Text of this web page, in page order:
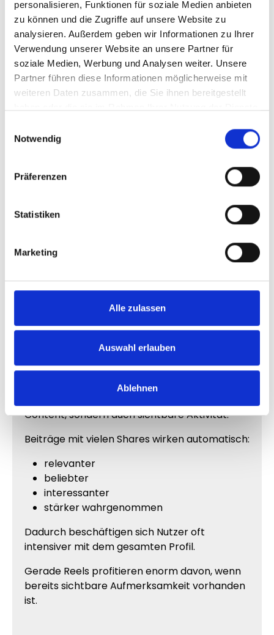
personalisieren, Funktionen für soziale Medien anbieten
zu können und die Zugriffe auf unsere Website zu
analysieren. Außerdem geben wir Informationen zu Ihrer
Verwendung unserer Website an unsere Partner für
soziale Medien, Werbung und Analysen weiter. Unsere
Partner führen diese Informationen möglicherweise mit
weiteren Daten zusammen, die Sie ihnen bereitgestellt
Notwendig
Präferenzen
Statistiken
Marketing
Alle zulassen
Auswahl erlauben
Ablehnen
lebendiger
stärker verbreitet
interessanter
moderner
Besonders neue Besucher orientieren sich
stark an solchen Signalen.
benötigt. Du musst weder dein Passwort noch
sensible Informationen weitergeben.
Benötigt wird lediglich dein Instagram
Beitragslink oder Reel-Link.
Dadurch bleibt dein Profil geschützt und die
Aufmerksamkeit erzeugen
Content, sondern auch sichtbare Aktivität.
Beiträge mit vielen Shares wirken automatisch:
relevanter
beliebter
interessanter
stärker wahrgenommen
Dadurch beschäftigen sich Nutzer oft
intensiver mit dem gesamten Profil.
Gerade Reels profitieren enorm davon, wenn
bereits sichtbare Aufmerksamkeit vorhanden
ist.